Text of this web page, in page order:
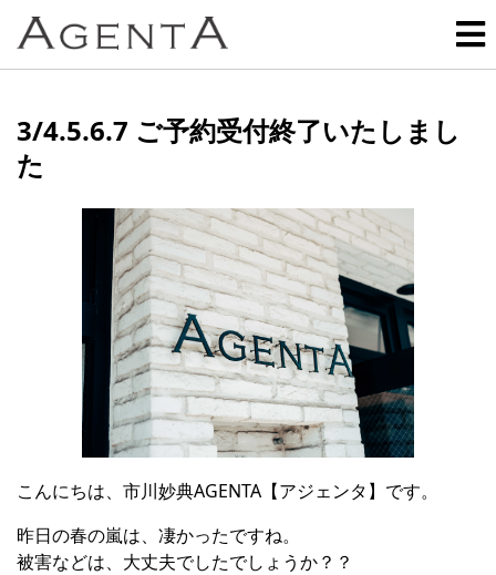
3/4.5.6.7 ご予約受付終了いたしまし
た
こんにちは、市川妙典AGENTA【アジェンタ】です。
昨日の春の嵐は、凄かったですね。
被害などは、大丈夫でしたでしょうか？？